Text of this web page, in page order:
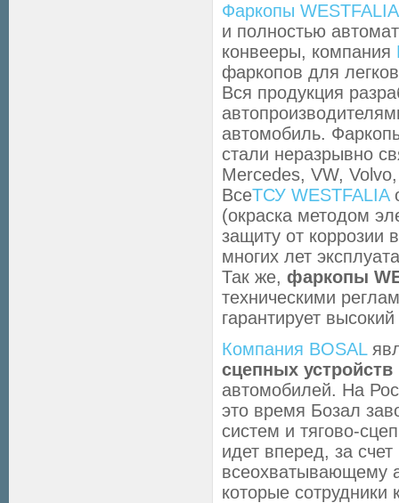
Фаркопы WESTFALIA
и полностью
конвееры, компания
фаркопов для
Вся продукция
автомобиль.
стали неразрывно
Mercedes, VW,
ВсеТСУ WESTFALIA
(окраска методом
защиту от коррозии
многих лет
Так же, фаркопы
техническими
гарантирует
Компания BOSAL
сцепных устройств
автомобилей. На
это время Бозал
систем и тягово-
идет вперед, за
всеохватывающему
которые